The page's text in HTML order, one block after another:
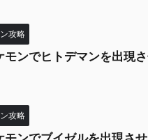
攻略
モンでヒトデマンを出現
攻略